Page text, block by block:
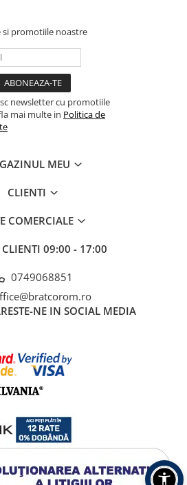
si promotiile noastre
newsletter cu promotiile
mai multe in Politica de
MEU
CLIENTI
COMERCIALE
09:00 - 17:00
0749068851
NE IN SOCIAL MEDIA